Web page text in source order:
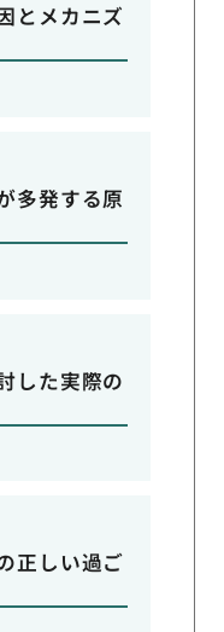
とメカニズ
多発する原
した実際の
正しい過ご